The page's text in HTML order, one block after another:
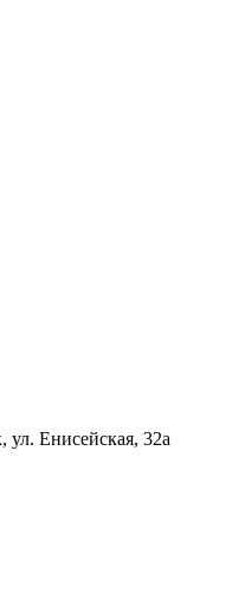
Енисейская, 32а